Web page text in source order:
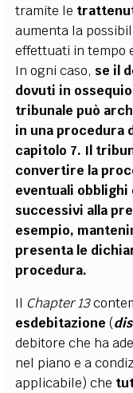
tramite le
aumenta la
effettuati in tempo
In ogni caso, se il
dovuti in
tribunale può
in una procedura
capitolo 7. Il
convertire la
eventuali
successivi alla
esempio,
presenta le
procedura.
Il Chapter 13
esdebitazione (
debitore che ha
nel piano e a
applicabile) che